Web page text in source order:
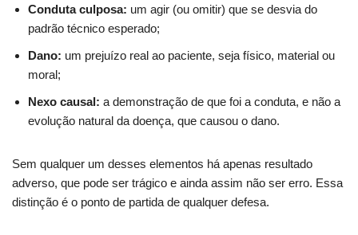
Conduta culposa: um agir (ou omitir) que se desvia do
padrão técnico esperado;
Dano: um prejuízo real ao paciente, seja físico, material ou
moral;
Nexo causal: a demonstração de que foi a conduta, e não a
evolução natural da doença, que causou o dano.
Sem qualquer um desses elementos há apenas resultado
adverso, que pode ser trágico e ainda assim não ser erro. Essa
distinção é o ponto de partida de qualquer defesa.